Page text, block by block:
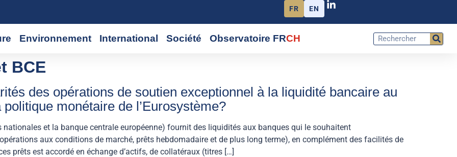
FR EN
Environnement International Société Observatoire FRCH
BCE
des opérations de soutien exceptionnel à la liquidité bancaire au
monétaire de l’Eurosystème?
nationales et la banque centrale européenne) fournit des liquidités aux banques qui le souhaitent
aux conditions de marché, prêts hebdomadaire et de plus long terme), en complément des facilités de
prêts est accordé en échange d’actifs, de collatéraux (titres […]